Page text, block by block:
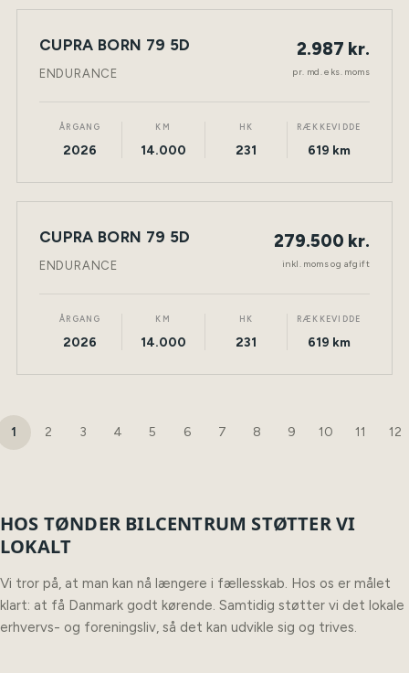
LEASING NY BIL TØNDER
CUPRA BORN 79 5D
ENDURANCE
2.987 kr.
pr. md. eks. moms
ÅRGANG
2026
KM
14.000
HK
231
RÆKKEVIDDE
619 km
NY BIL ELEKTRISK TØNDER
CUPRA BORN 79 5D
ENDURANCE
279.500 kr.
inkl. moms og afgift
ÅRGANG
2026
KM
14.000
HK
231
RÆKKEVIDDE
619 km
1 2 3 4 5 6 7 8 9 10 11 12
HOS TØNDER BILCENTRUM STØTTER VI
LOKALT
Vi tror på, at man kan nå længere i fællesskab. Hos os er målet
klart: at få Danmark godt kørende. Samtidig støtter vi det lokale
erhvervs- og foreningsliv, så det kan udvikle sig og trives.